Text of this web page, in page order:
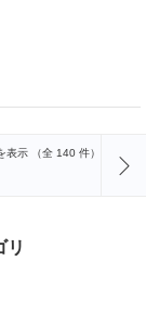
表示 （全 140 件）
リ